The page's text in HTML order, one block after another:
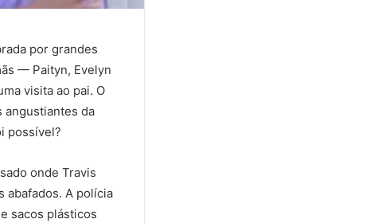
por grandes
— Paityn, Evelyn
visita ao pai. O
angustiantes da
possível?
onde Travis
abafados. A polícia
sacos plásticos